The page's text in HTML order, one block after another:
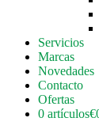
Servicios
Marcas
Novedades
Contacto
Ofertas
0 artículos